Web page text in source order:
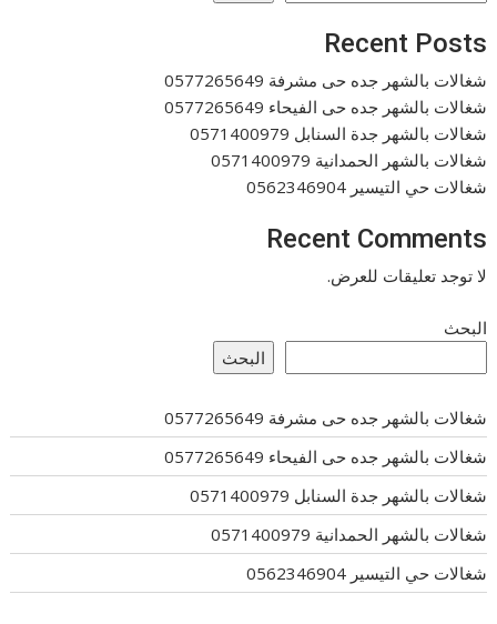
Recent Posts
شغالات بالشهر جده حى مشرفة 0577265649
شغالات بالشهر جده حى الفيحاء 0577265649
شغالات بالشهر جدة السنابل 0571400979
شغالات بالشهر الحمدانية 0571400979
شغالات حي التيسير 0562346904
Recent Comments
لا توجد تعليقات للعرض.
البحث
البحث
شغالات بالشهر جده حى مشرفة 0577265649
شغالات بالشهر جده حى الفيحاء 0577265649
شغالات بالشهر جدة السنابل 0571400979
شغالات بالشهر الحمدانية 0571400979
شغالات حي التيسير 0562346904